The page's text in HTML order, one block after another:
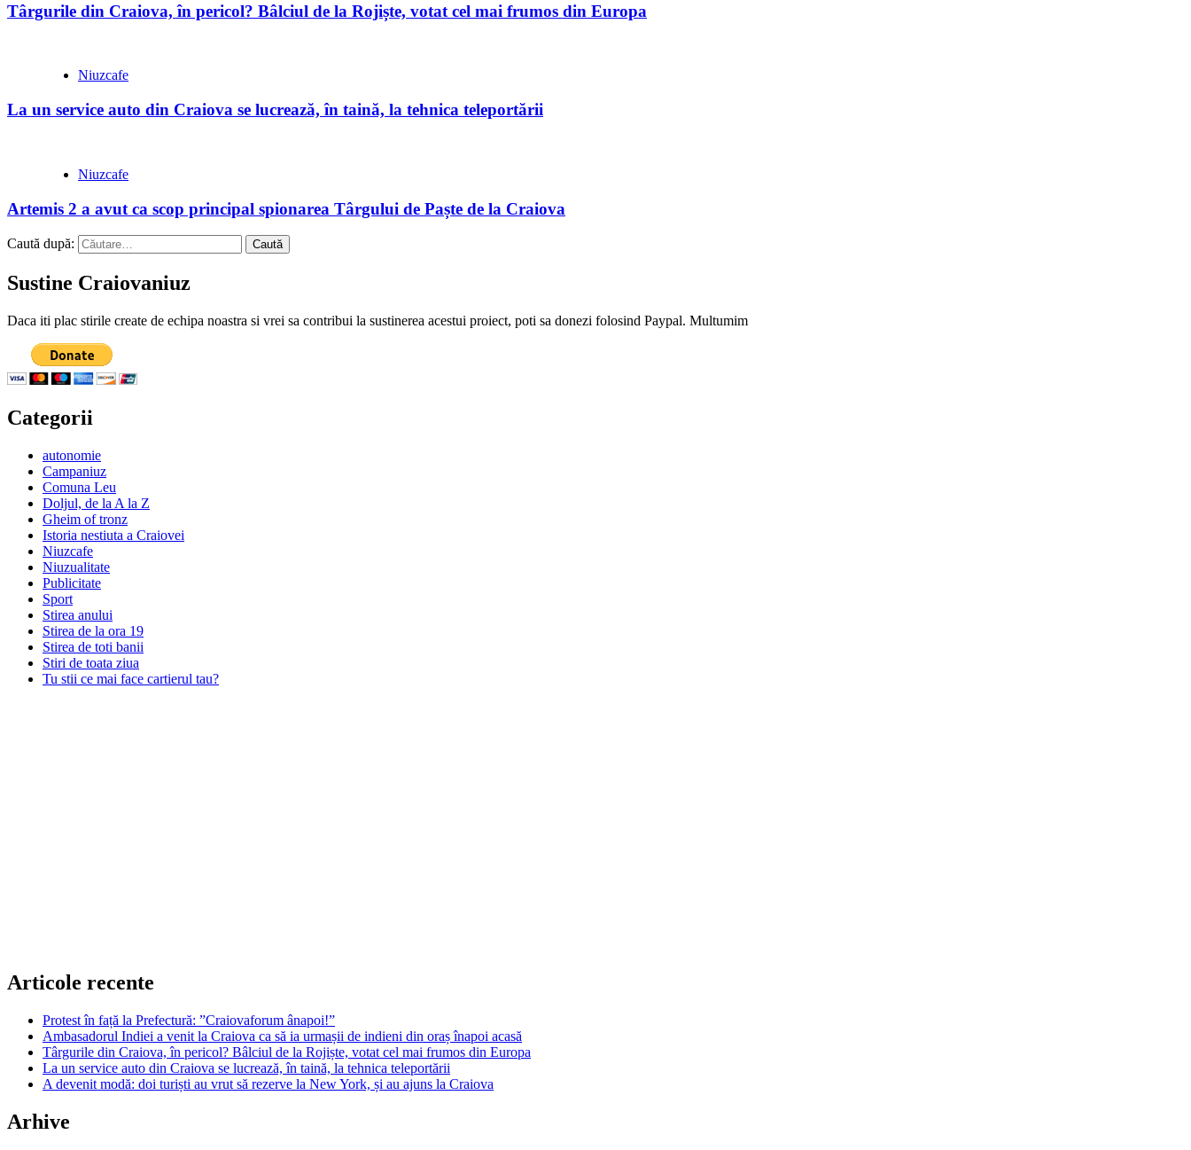
Târgurile din Craiova, în pericol? Bâlciul de la Rojiște, votat cel mai frumos din Europa
Niuzcafe
La un service auto din Craiova se lucrează, în taină, la tehnica teleportării
Niuzcafe
Artemis 2 a avut ca scop principal spionarea Târgului de Paște de la Craiova
Caută după:
Sustine Craiovaniuz
Daca iti plac stirile create de echipa noastra si vrei sa contribui la sustinerea acestui proiect, poti sa donezi folosind Paypal. Multumim
Categorii
autonomie
Campaniuz
Comuna Leu
Doljul, de la A la Z
Gheim of tronz
Istoria nestiuta a Craiovei
Niuzcafe
Niuzualitate
Publicitate
Sport
Stirea anului
Stirea de la ora 19
Stirea de toti banii
Stiri de toata ziua
Tu stii ce mai face cartierul tau?
Articole recente
Protest în față la Prefectură: ”Craiovaforum ânapoi!”
Ambasadorul Indiei a venit la Craiova ca să ia urmașii de indieni din oraș înapoi acasă
Târgurile din Craiova, în pericol? Bâlciul de la Rojiște, votat cel mai frumos din Europa
La un service auto din Craiova se lucrează, în taină, la tehnica teleportării
A devenit modă: doi turiști au vrut să rezerve la New York, și au ajuns la Craiova
Arhive